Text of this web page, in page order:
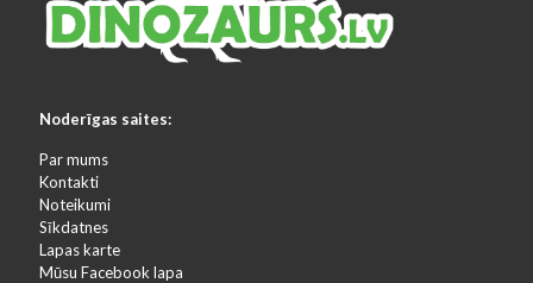
Noderīgas saites:
Par mums
Kontakti
Noteikumi
Sīkdatnes
Lapas karte
Mūsu Facebook lapa